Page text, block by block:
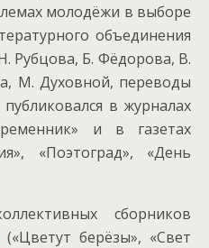
молодёжи в выборе
объединения
Рубцова, Б. Фёдорова, В.
М. Духовной, переводы
в журналах
и в газетах
«Поэтоград», «День
сборников
(«Цветут берёзы», «Свет